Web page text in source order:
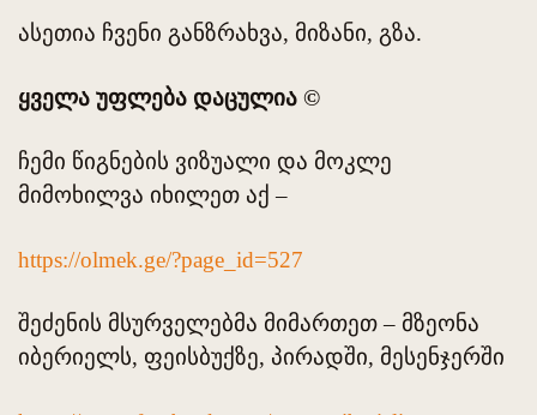
ასეთია ჩვენი განზრახვა, მიზანი, გზა.
ყველა უფლება დაცულია ©
ჩემი წიგნების ვიზუალი და მოკლე
მიმოხილვა იხილეთ აქ –
https://olmek.ge/?page_id=527
შეძენის მსურველებმა მიმართეთ – მზეონა
იბერიელს, ფეისბუქზე, პირადში, მესენჯერში